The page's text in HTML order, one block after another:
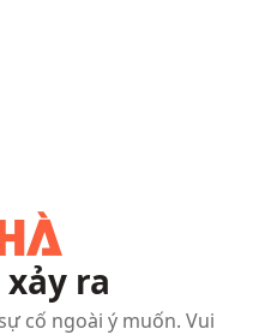
ra
cố ngoài ý muốn. Vui